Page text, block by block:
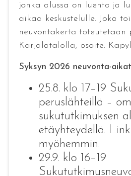
jonka alussa on luento ja
aikaa keskustelulle. Joka
neuvontakerta
Karjalatalolla, osoite:
Syksyn 2026 neuvonta-
25.8. klo 17–19
peruslähteillä –
sukututkimuksen
etäyhteydellä.
myöhemmin.
29.9. klo 16–19